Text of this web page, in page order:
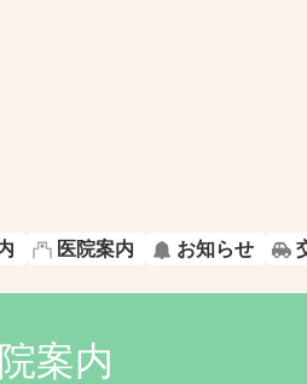
医院案内 お知らせ
案内